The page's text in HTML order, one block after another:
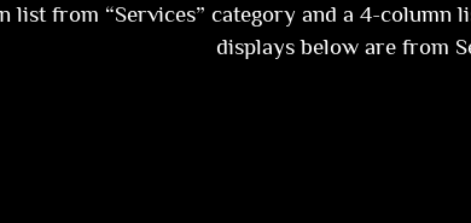
list from “Services” category and a 4-column
displays below are from